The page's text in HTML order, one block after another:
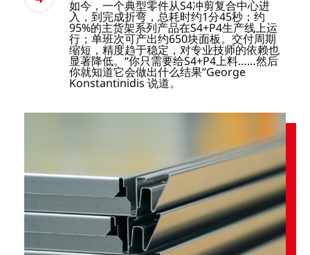
如今，一个典型零件从S4冲剪复合中心进
入，到完成折弯，总耗时约1分45秒；约
95%的主货架系列产品在S4+P4生产线上运
行；单班次可产出约650块面板。交付周期
缩短，精度趋于稳定，对专业技师的依赖也
显著降低。“你只需要给S4+P4上料……然后
你就知道它会做出什么结果”George
Konstantinidis 说道。